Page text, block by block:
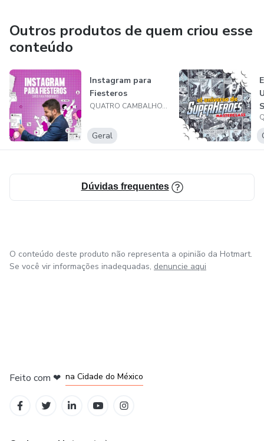
Outros produtos de quem criou esse
conteúdo
Instagram para
Fiesteros
QUATRO CAMBALHOTAS LTDA
Geral
Dúvidas frequentes
O conteúdo deste produto não representa a opinião da Hotmart.
Se você vir informações inadequadas, denuncie aqui
Feito com ❤ na Cidade do México